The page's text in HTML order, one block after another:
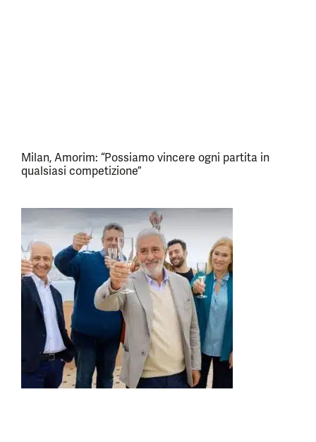
Milan, Amorim: “Possiamo vincere ogni partita in
qualsiasi competizione”